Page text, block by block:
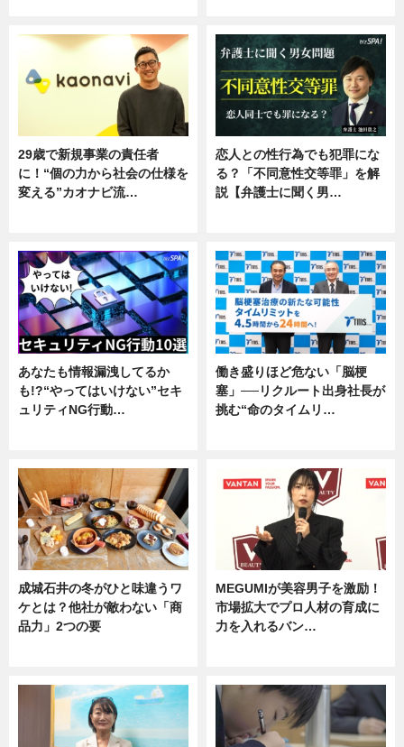
29歳で新規事業の責任者
に！“個の力から社会の仕様を
変える”カオナビ流…
恋人との性行為でも犯罪にな
る？「不同意性交等罪」を解
説【弁護士に聞く男…
あなたも情報漏洩してるか
も!?“やってはいけない”セキ
ュリティNG行動…
働き盛りほど危ない「脳梗
塞」──リクルート出身社長が
挑む“命のタイムリ…
成城石井の冬がひと味違うワ
ケとは？他社が敵わない「商
品力」2つの要
MEGUMIが美容男子を激励！
市場拡大でプロ人材の育成に
力を入れるバン…